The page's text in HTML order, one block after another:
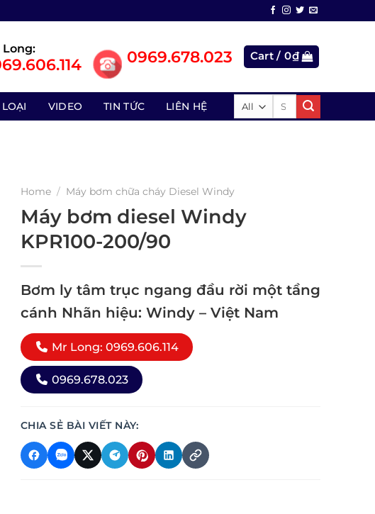
Long: 0969.678.023 Cart /0₫
VIDEO TIN TỨC LIÊN HỆ
Home / Máy bơm chữa cháy Diesel Windy
Máy bơm diesel Windy
KPR100-200/90
Bơm ly tâm trục ngang đầu rời một tầng
cánh Nhãn hiệu: Windy – Việt Nam
Mr Long: 0969.606.114
0969.678.023
CHIA SẺ BÀI VIẾT NÀY: